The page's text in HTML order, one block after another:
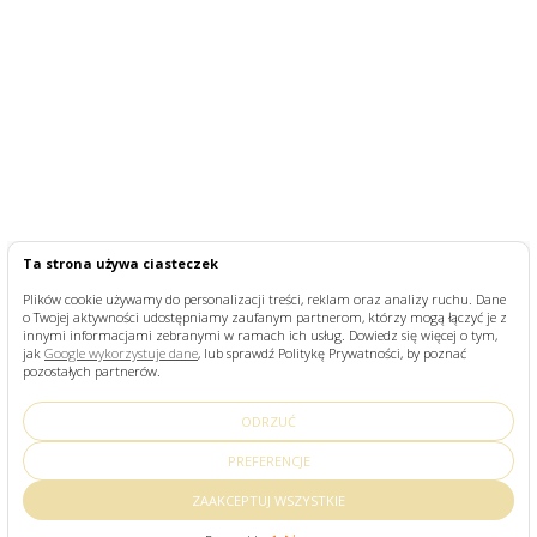
Ta strona używa ciasteczek
Plików cookie używamy do personalizacji treści, reklam oraz analizy ruchu. Dane
o Twojej aktywności udostępniamy zaufanym partnerom, którzy mogą łączyć je z
innymi informacjami zebranymi w ramach ich usług. Dowiedz się więcej o tym,
jak Google wykorzystuje dane, lub sprawdź Politykę Prywatności, by poznać
pozostałych partnerów.
ODRZUĆ
PREFERENCJE
ZAAKCEPTUJ WSZYSTKIE